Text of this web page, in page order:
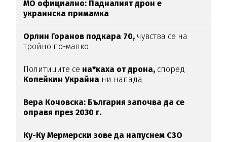
МО официално: Падналият дрон е
украинска примамка
Орлин Горанов подкара 70, чувства се на
тройно по-малко
Политиците се на*каха от дрона, според
Копейкин Украйна ни напада
Вера Кочовска: България започва да се
оправя през 2030 г.
Ку-Ку Мермерски зове да напуснем СЗО